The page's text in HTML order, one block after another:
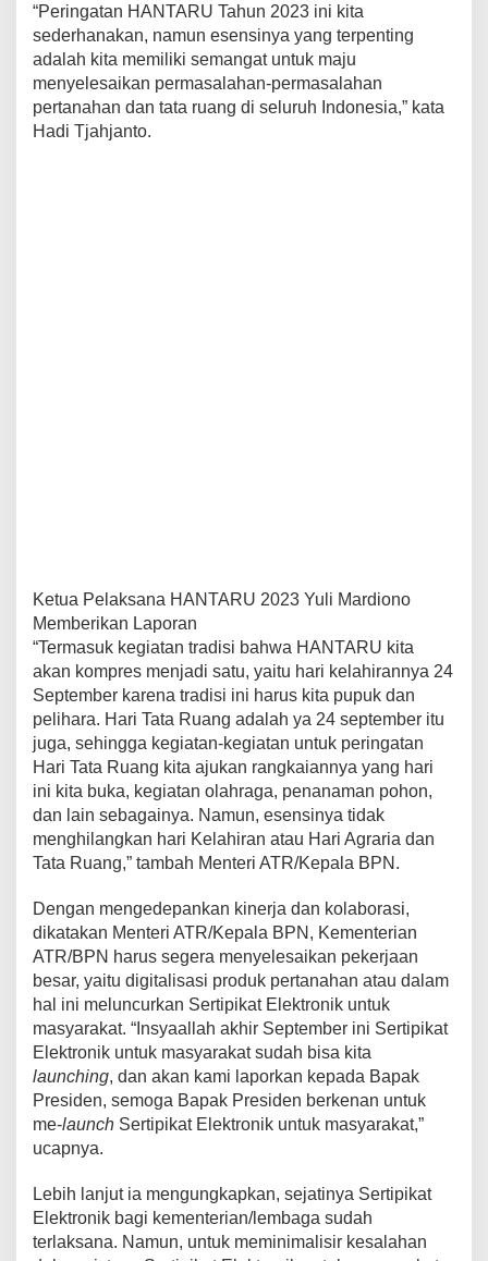
“Peringatan HANTARU Tahun 2023 ini kita
sederhanakan, namun esensinya yang terpenting
adalah kita memiliki semangat untuk maju
menyelesaikan permasalahan-permasalahan
pertanahan dan tata ruang di seluruh Indonesia,” kata
Hadi Tjahjanto.
Ketua Pelaksana HANTARU 2023 Yuli Mardiono
Memberikan Laporan
“Termasuk kegiatan tradisi bahwa HANTARU kita
akan kompres menjadi satu, yaitu hari kelahirannya 24
September karena tradisi ini harus kita pupuk dan
pelihara. Hari Tata Ruang adalah ya 24 september itu
juga, sehingga kegiatan-kegiatan untuk peringatan
Hari Tata Ruang kita ajukan rangkaiannya yang hari
ini kita buka, kegiatan olahraga, penanaman pohon,
dan lain sebagainya. Namun, esensinya tidak
menghilangkan hari Kelahiran atau Hari Agraria dan
Tata Ruang,” tambah Menteri ATR/Kepala BPN.
Dengan mengedepankan kinerja dan kolaborasi,
dikatakan Menteri ATR/Kepala BPN, Kementerian
ATR/BPN harus segera menyelesaikan pekerjaan
besar, yaitu digitalisasi produk pertanahan atau dalam
hal ini meluncurkan Sertipikat Elektronik untuk
masyarakat. “Insyaallah akhir September ini Sertipikat
Elektronik untuk masyarakat sudah bisa kita
launching, dan akan kami laporkan kepada Bapak
Presiden, semoga Bapak Presiden berkenan untuk
me-launch Sertipikat Elektronik untuk masyarakat,”
ucapnya.
Lebih lanjut ia mengungkapkan, sejatinya Sertipikat
Elektronik bagi kementerian/lembaga sudah
terlaksana. Namun, untuk meminimalisir kesalahan